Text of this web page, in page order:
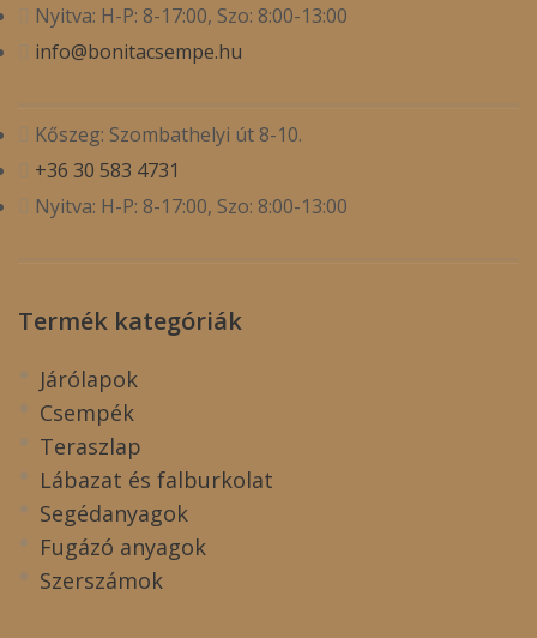
Nyitva: H-P: 8-17:00, Szo: 8:00-13:00
info@bonitacsempe.hu
Kőszeg: Szombathelyi út 8-10.
+36 30 583 4731
Nyitva: H-P: 8-17:00, Szo: 8:00-13:00
Termék kategóriák
Járólapok
Csempék
Teraszlap
Lábazat és falburkolat
Segédanyagok
Fugázó anyagok
Szerszámok